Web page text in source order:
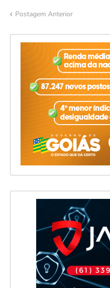
Postagem Anterior